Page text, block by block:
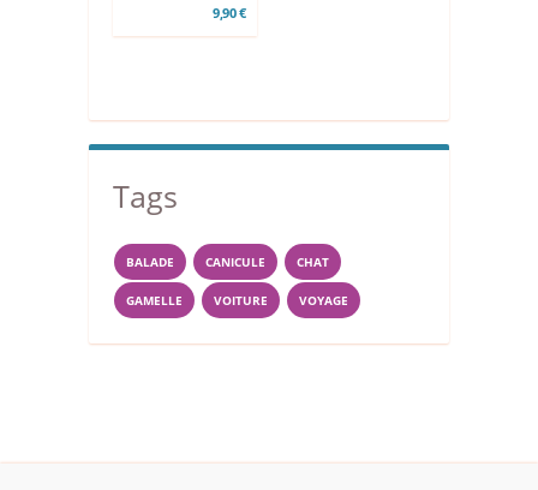
9,90 €
Tags
BALADE CANICULE CHAT
GAMELLE VOITURE VOYAGE